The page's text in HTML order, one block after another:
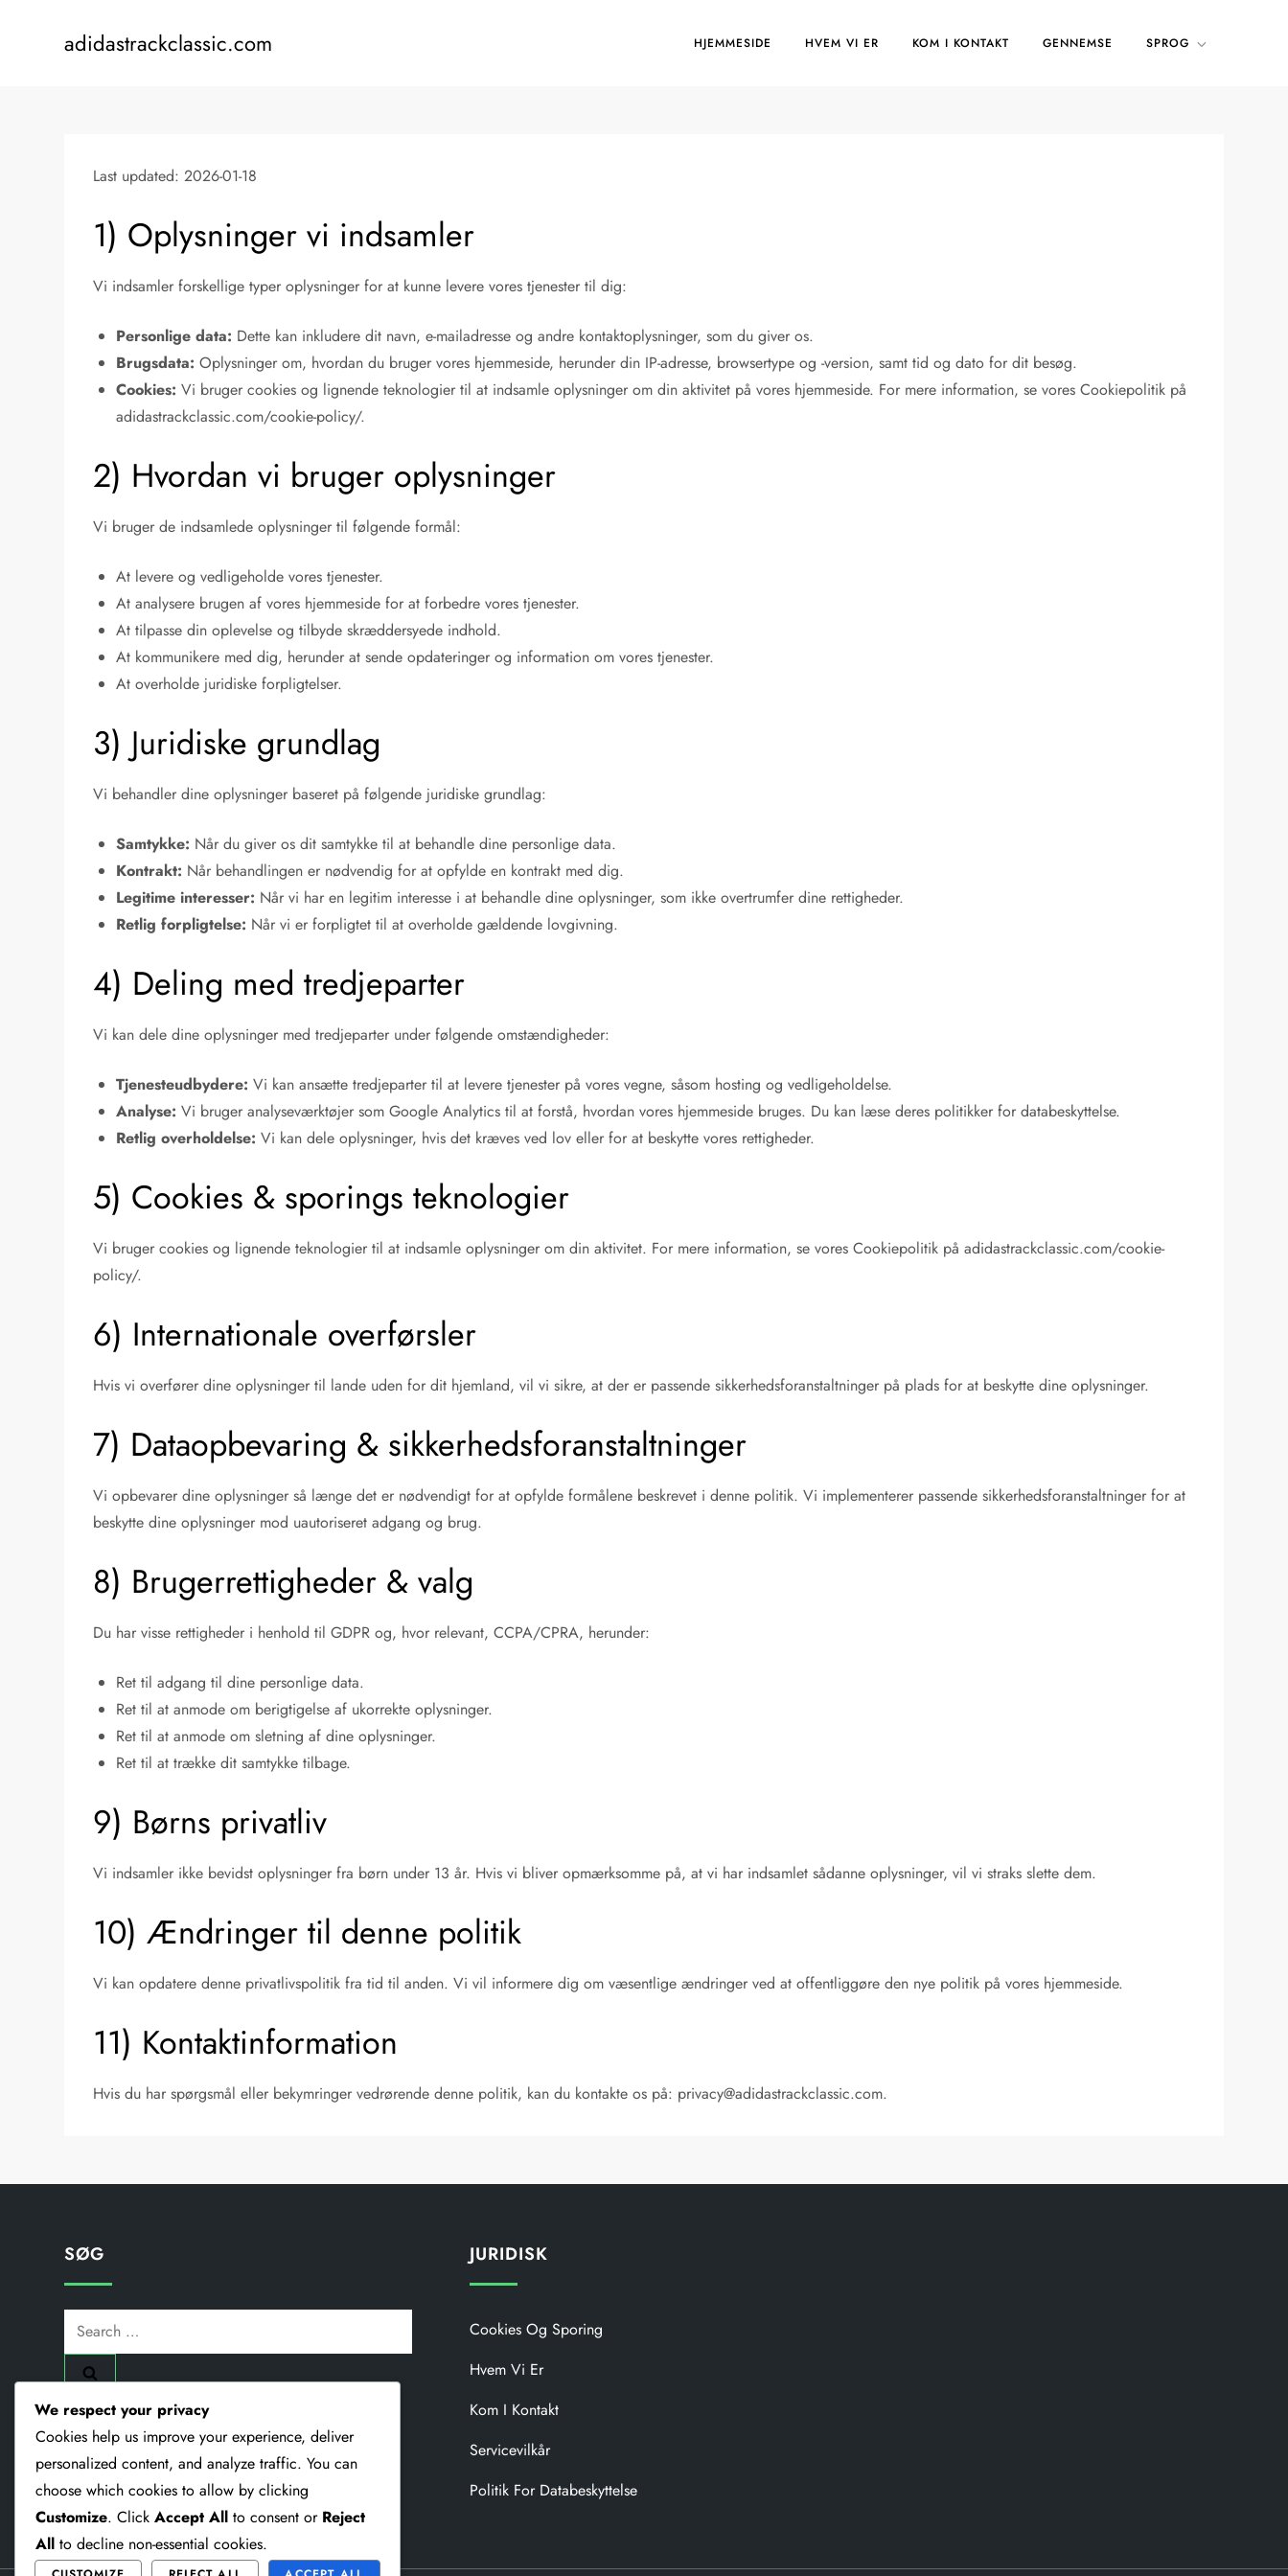
adidastrackclassic.com HJEMMESIDE HVEM VI ER KOM I KONTAKT GENNEMSE SPROG
Last updated: 2026-01-18
1) Oplysninger vi indsamler
Vi indsamler forskellige typer oplysninger for at kunne levere vores tjenester til dig:
Personlige data: Dette kan inkludere dit navn, e-mailadresse og andre kontaktoplysninger, som du giver os.
Brugsdata: Oplysninger om, hvordan du bruger vores hjemmeside, herunder din IP-adresse, browsertype og -version, samt tid og dato for dit besøg.
Cookies: Vi bruger cookies og lignende teknologier til at indsamle oplysninger om din aktivitet på vores hjemmeside. For mere information, se vores Cookiepolitik på
adidastrackclassic.com/cookie-policy/.
2) Hvordan vi bruger oplysninger
Vi bruger de indsamlede oplysninger til følgende formål:
At levere og vedligeholde vores tjenester.
At analysere brugen af vores hjemmeside for at forbedre vores tjenester.
At tilpasse din oplevelse og tilbyde skræddersyede indhold.
At kommunikere med dig, herunder at sende opdateringer og information om vores tjenester.
At overholde juridiske forpligtelser.
3) Juridiske grundlag
Vi behandler dine oplysninger baseret på følgende juridiske grundlag:
Samtykke: Når du giver os dit samtykke til at behandle dine personlige data.
Kontrakt: Når behandlingen er nødvendig for at opfylde en kontrakt med dig.
Legitime interesser: Når vi har en legitim interesse i at behandle dine oplysninger, som ikke overtrumfer dine rettigheder.
Retlig forpligtelse: Når vi er forpligtet til at overholde gældende lovgivning.
4) Deling med tredjeparter
Vi kan dele dine oplysninger med tredjeparter under følgende omstændigheder:
Tjenesteudbydere: Vi kan ansætte tredjeparter til at levere tjenester på vores vegne, såsom hosting og vedligeholdelse.
Analyse: Vi bruger analyseværktøjer som Google Analytics til at forstå, hvordan vores hjemmeside bruges. Du kan læse deres politikker for databeskyttelse.
Retlig overholdelse: Vi kan dele oplysninger, hvis det kræves ved lov eller for at beskytte vores rettigheder.
5) Cookies & sporings teknologier
Vi bruger cookies og lignende teknologier til at indsamle oplysninger om din aktivitet. For mere information, se vores Cookiepolitik på adidastrackclassic.com/cookie-
policy/.
6) Internationale overførsler
Hvis vi overfører dine oplysninger til lande uden for dit hjemland, vil vi sikre, at der er passende sikkerhedsforanstaltninger på plads for at beskytte dine oplysninger.
7) Dataopbevaring & sikkerhedsforanstaltninger
Vi opbevarer dine oplysninger så længe det er nødvendigt for at opfylde formålene beskrevet i denne politik. Vi implementerer passende sikkerhedsforanstaltninger for at
beskytte dine oplysninger mod uautoriseret adgang og brug.
8) Brugerrettigheder & valg
Du har visse rettigheder i henhold til GDPR og, hvor relevant, CCPA/CPRA, herunder:
Ret til adgang til dine personlige data.
Ret til at anmode om berigtigelse af ukorrekte oplysninger.
Ret til at anmode om sletning af dine oplysninger.
Ret til at trække dit samtykke tilbage.
9) Børns privatliv
Vi indsamler ikke bevidst oplysninger fra børn under 13 år. Hvis vi bliver opmærksomme på, at vi har indsamlet sådanne oplysninger, vil vi straks slette dem.
10) Ændringer til denne politik
Vi kan opdatere denne privatlivspolitik fra tid til anden. Vi vil informere dig om væsentlige ændringer ved at offentliggøre den nye politik på vores hjemmeside.
11) Kontaktinformation
Hvis du har spørgsmål eller bekymringer vedrørende denne politik, kan du kontakte os på: privacy@adidastrackclassic.com.
SØG
Search
for:
JURIDISK
Cookies Og Sporing
Hvem Vi Er
Kom I Kontakt
Servicevilkår
Politik For Databeskyttelse
We respect your privacy
Cookies help us improve your experience, deliver
personalized content, and analyze traffic. You can
choose which cookies to allow by clicking
Customize. Click Accept All to consent or Reject
All to decline non-essential cookies.